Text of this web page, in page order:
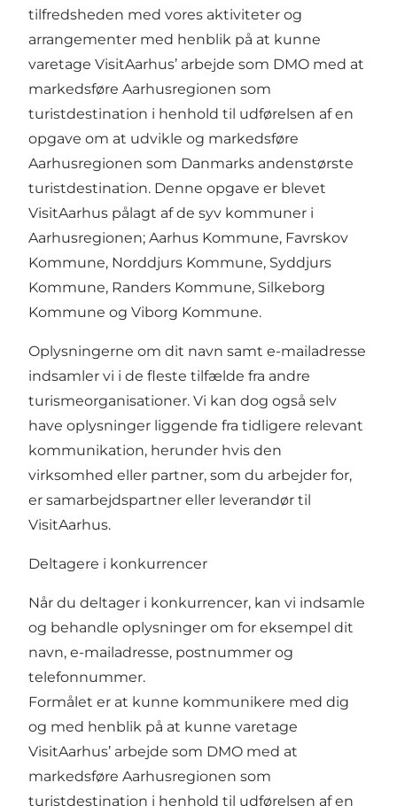
tilfredsheden med vores aktiviteter og
arrangementer med henblik på at kunne
varetage VisitAarhus’ arbejde som DMO med at
markedsføre Aarhusregionen som
turistdestination i henhold til udførelsen af en
opgave om at udvikle og markedsføre
Aarhusregionen som Danmarks andenstørste
turistdestination. Denne opgave er blevet
VisitAarhus pålagt af de syv kommuner i
Aarhusregionen; Aarhus Kommune, Favrskov
Kommune, Norddjurs Kommune, Syddjurs
Kommune, Randers Kommune, Silkeborg
Kommune og Viborg Kommune.
Oplysningerne om dit navn samt e-mailadresse
indsamler vi i de fleste tilfælde fra andre
turismeorganisationer. Vi kan dog også selv
have oplysninger liggende fra tidligere relevant
kommunikation, herunder hvis den
virksomhed eller partner, som du arbejder for,
er samarbejdspartner eller leverandør til
VisitAarhus.
Deltagere i konkurrencer
Når du deltager i konkurrencer, kan vi indsamle
og behandle oplysninger om for eksempel dit
navn, e-mailadresse, postnummer og
telefonnummer.
Formålet er at kunne kommunikere med dig
og med henblik på at kunne varetage
VisitAarhus’ arbejde som DMO med at
markedsføre Aarhusregionen som
turistdestination i henhold til udførelsen af en